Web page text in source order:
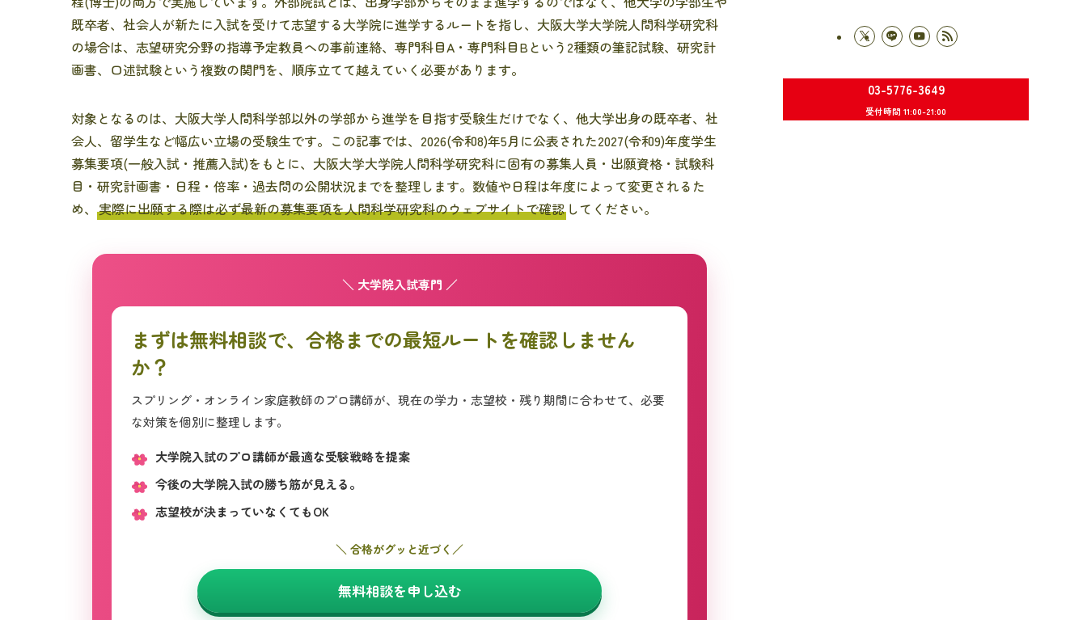
既卒者、社会人が新たに入試を受けて志望する大学院に進学するルートを指し、大阪大学大学院人間科学研究科
の場合は、志望研究分野の指導予定教員への事前連絡、専門科目A・専門科目Bという2種類の筆記試験、研究計
画書、口述試験という複数の関門を、順序立てて越えていく必要があります。
対象となるのは、大阪大学人間科学部以外の学部から進学を目指す受験生だけでなく、他大学出身の既卒者、社
会人、留学生など幅広い立場の受験生です。この記事では、2026(令和8)年5月に公表された2027(令和9)年度学生
募集要項(一般入試・推薦入試)をもとに、大阪大学大学院人間科学研究科に固有の募集人員・出願資格・試験科
目・研究計画書・日程・倍率・過去問の公開状況までを整理します。数値や日程は年度によって変更されるた
め、 実際に出願する際は必ず最新の募集要項を人間科学研究科のウェブサイトで確認 してください。
＼ 大学院入試専門 ／
まずは無料相談で、合格までの最短ルートを確認しません
か？
スプリング・オンライン家庭教師のプロ講師が、現在の学力・志望校・残り期間に合わせて、必要
な対策を個別に整理します。
大学院入試のプロ講師が最適な受験戦略を提案
今後の大学院入試の勝ち筋が見える。
志望校が決まっていなくてもOK
＼ 合格がグッと近づく／
無料相談を申し込む
03-5776-3649
受付時間 11:00-21:00